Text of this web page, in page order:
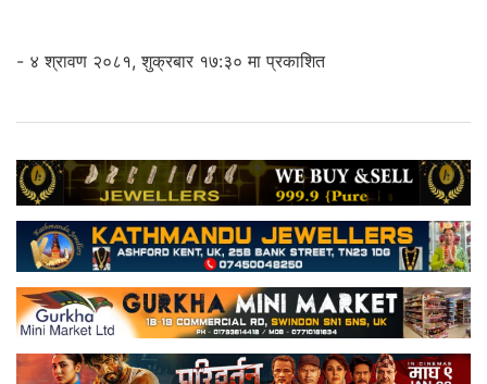
- ४ श्रावण २०८१, शुक्रबार १७:३० मा प्रकाशित